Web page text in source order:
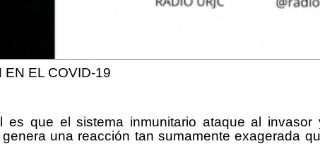
EL COVID-19
que el sistema inmunitario ataque al invasor
una reacción tan sumamente exagerada